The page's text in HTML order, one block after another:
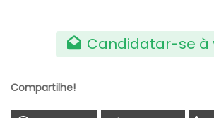
Candidatar-se à
Compartilhe!